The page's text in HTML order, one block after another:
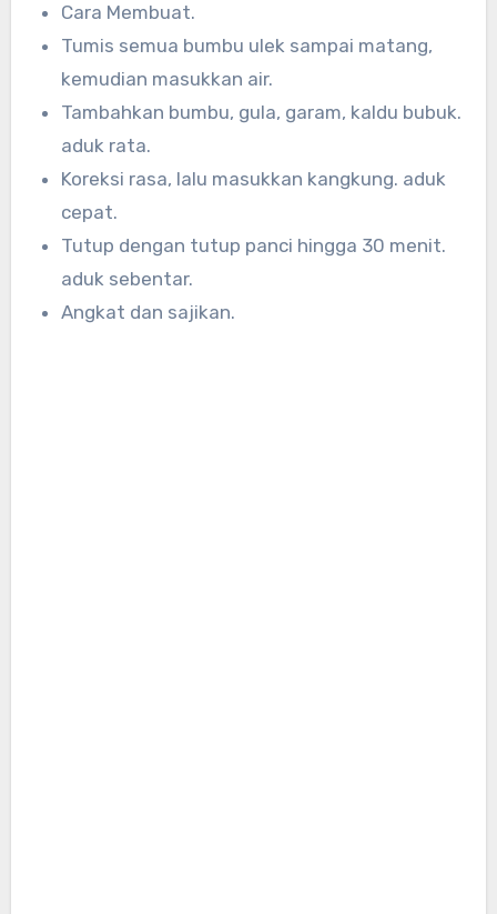
Cara Membuat.
Tumis semua bumbu ulek sampai matang,
kemudian masukkan air.
Tambahkan bumbu, gula, garam, kaldu bubuk.
aduk rata.
Koreksi rasa, lalu masukkan kangkung. aduk
cepat.
Tutup dengan tutup panci hingga 30 menit.
aduk sebentar.
Angkat dan sajikan.